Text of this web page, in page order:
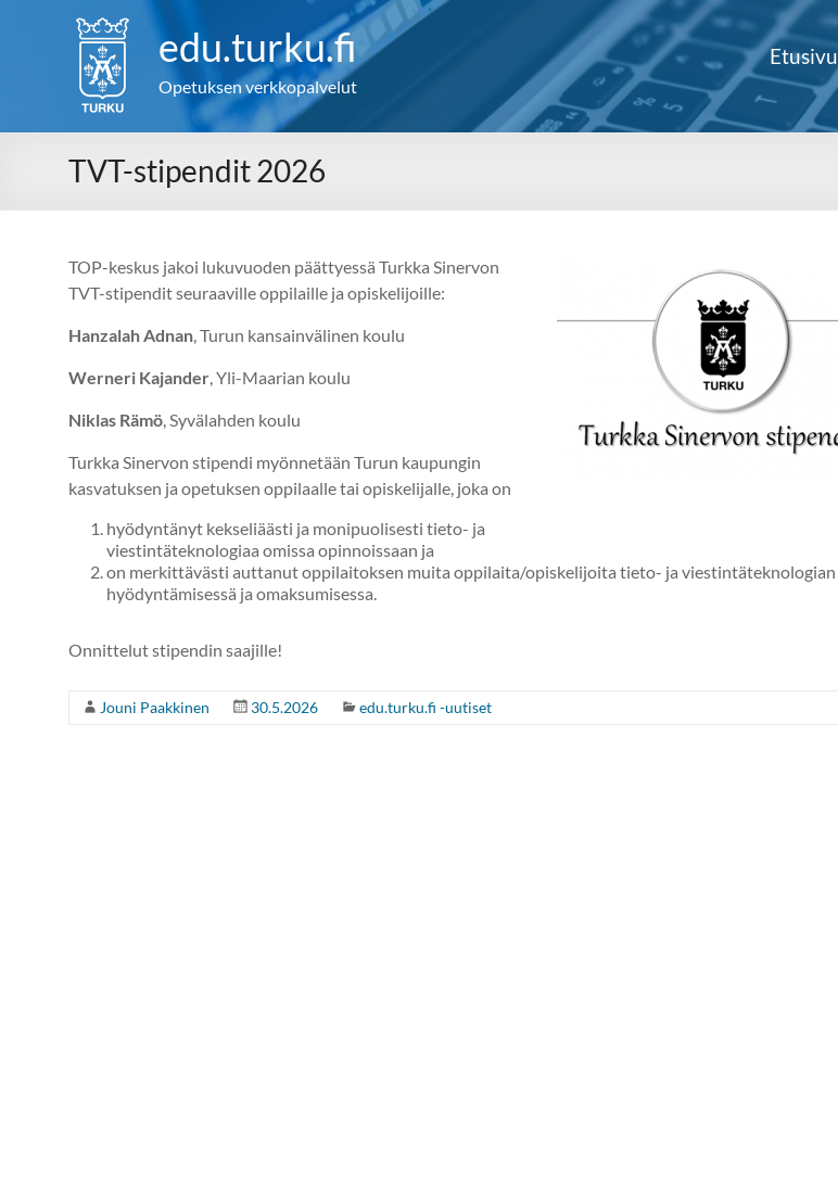
edu.turku.fi
Opetuksen verkkopalvelut
Etusivu
TVT-stipendit 2026
TOP-keskus jakoi lukuvuoden päättyessä Turkka Sinervon
TVT-stipendit seuraaville oppilaille ja opiskelijoille:
Hanzalah Adnan, Turun kansainvälinen koulu
Werneri Kajander, Yli-Maarian koulu
Niklas Rämö, Syvälahden koulu
Turkka Sinervon stipendi myönnetään Turun kaupungin
kasvatuksen ja opetuksen oppilaalle tai opiskelijalle, joka on
hyödyntänyt kekseliäästi ja monipuolisesti tieto- ja
viestintäteknologiaa omissa opinnoissaan ja
on merkittävästi auttanut oppilaitoksen muita oppilaita/opiskelijoita tieto- ja viestintäteknologian
hyödyntämisessä ja omaksumisessa.
Onnittelut stipendin saajille!
Jouni Paakkinen 30.5.2026 edu.turku.fi -uutiset